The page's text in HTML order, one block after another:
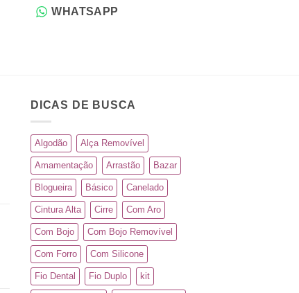
WHATSAPP
DICAS DE BUSCA
Algodão Alça Removível
Amamentação Arrastão Bazar
Blogueira Básico Canelado
Cintura Alta Cirre Com Aro
Com Bojo Com Bojo Removível
Com Forro Com Silicone
Fio Dental Fio Duplo kit